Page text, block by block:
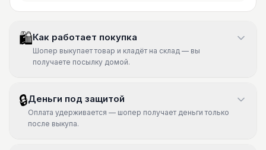
🛍Как работает покупка
Шопер выкупает товар и кладёт на склад — вы
получаете посылку домой.
🔒Деньги под защитой
Оплата удерживается — шопер получает деньги только
после выкупа.